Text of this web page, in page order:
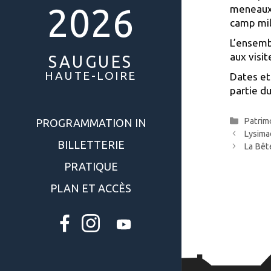
2026
SAUGUES
HAUTE-LOIRE
PROGRAMMATION IN
BILLETTERIE
PRATIQUE
PLAN ET ACCÈS
camp
aux
Dates
partie
La